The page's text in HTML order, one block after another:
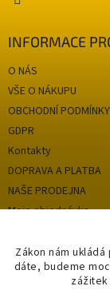
Zákon nám ukládá
dáte, budeme
zážitek
INFORMACE
O NÁS
VŠE O NÁKUPU
OBCHODNÍ PODMÍNKY
GDPR
Kontakty
DOPRAVA A PLATBA
NAŠE PRODEJNA
Moje objednávka
Kategorie